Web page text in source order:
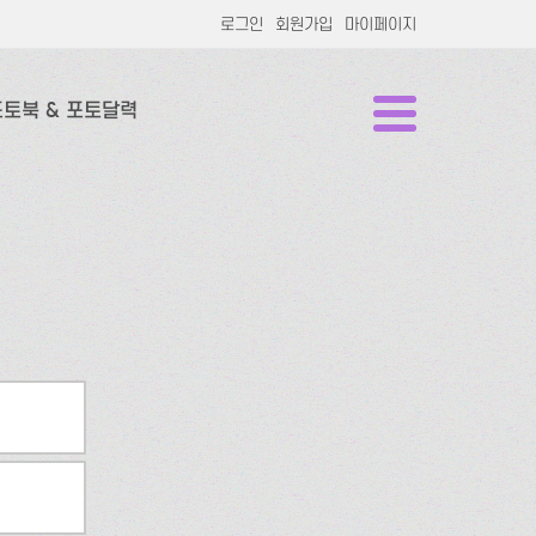
로그인 회원가입 마이페이지
북 & 포토달력